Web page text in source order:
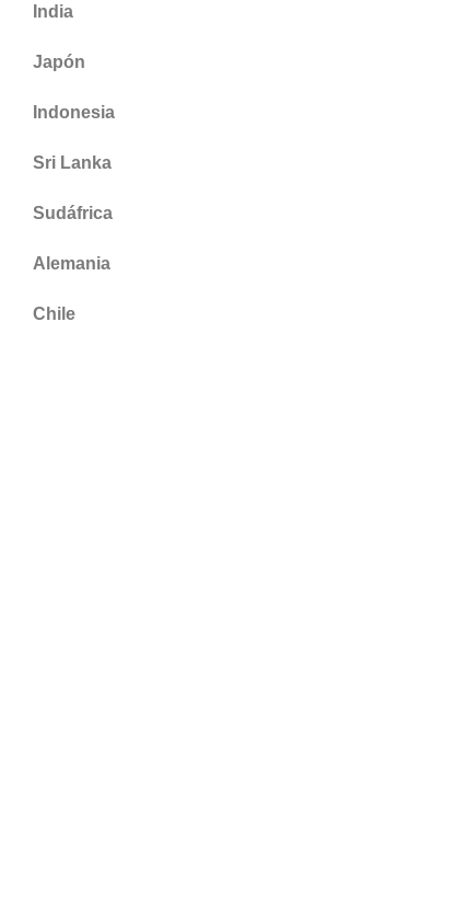
India
Japón
Indonesia
Sri Lanka
Sudáfrica
Alemania
Chile